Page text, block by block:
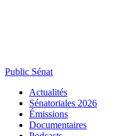
Public Sénat
Actualités
Sénatoriales 2026
Émissions
Documentaires